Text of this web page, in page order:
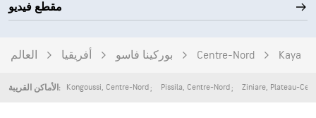
مقطع فيديو
العالم أفريقيا بوركينا فاسو Centre-Nord Kaya
الأماكن القريبة: Kongoussi, Centre-Nord Pissila, Centre-Nord Ziniare, Plateau-